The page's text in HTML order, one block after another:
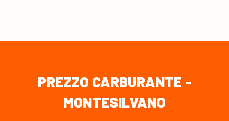
PREZZO CARBURANTE -
MONTESILVANO